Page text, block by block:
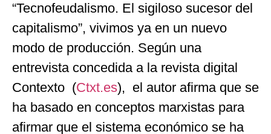
“Tecnofeudalismo. El sigiloso sucesor del
capitalismo”, vivimos ya en un nuevo
modo de producción. Según una
entrevista concedida a la revista digital
Contexto (Ctxt.es), el autor afirma que se
ha basado en conceptos marxistas para
afirmar que el sistema económico se ha